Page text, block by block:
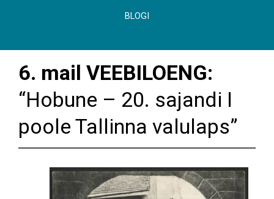
BLOGI
6. mail VEEBILOENG:
“Hobune – 20. sajandi I
poole Tallinna valulaps”